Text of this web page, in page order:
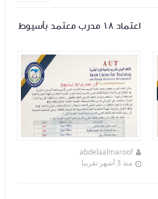
اعتماد ١٨ مدرب معتمد بأسيوط
abdelaalmaroof
منذ 3 أشهر تقريبا